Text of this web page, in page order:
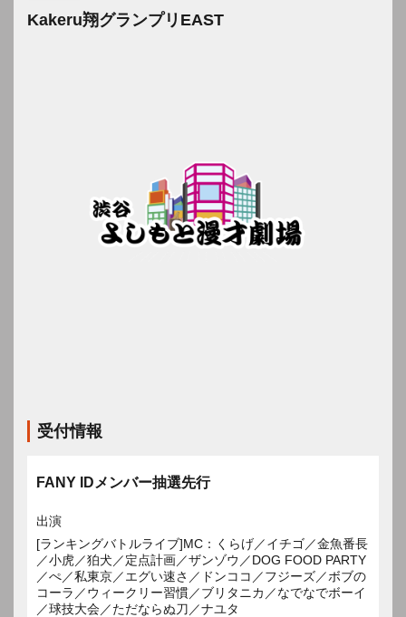
Kakeru翔グランプリEAST
受付情報
FANY IDメンバー抽選先行
出演
[ランキングバトルライブ]MC：くらげ／イチゴ／金魚番長
／小虎／狛犬／定点計画／ザンゾウ／DOG FOOD PARTY
／ぺ／私東京／エグい速さ／ドンココ／フジーズ／ボブの
コーラ／ウィークリー習慣／ブリタニカ／なでなでボーイ
／球技大会／ただならぬ刀／ナユタ